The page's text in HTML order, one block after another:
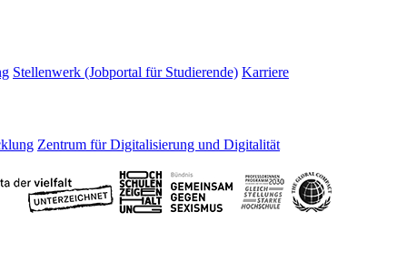
Stellenwerk (Jobportal für Studierende) Karriere
Zentrum für Digitalisierung und Digitalität